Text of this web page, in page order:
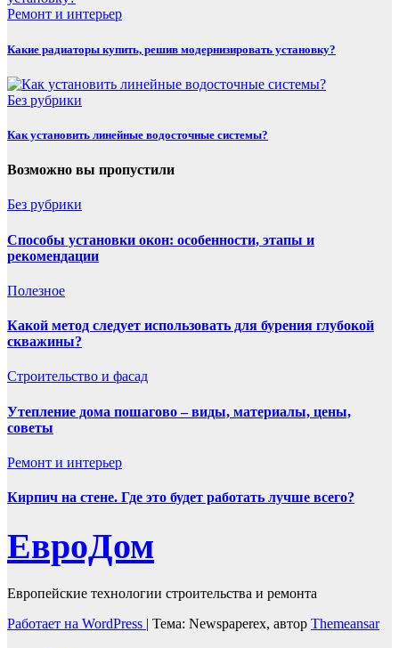
Ремонт и интерьер
Какие радиаторы купить, решив модернизировать установку?
Без рубрики
Как установить линейные водосточные системы?
Возможно вы пропустили
Без рубрики
Способы установки окон: особенности, этапы и
рекомендации
Полезнoe
Какой метод следует использовать для бурения глубокой
скважины?
Строительство и фасад
Утепление дома пошагово – виды, материалы, цены,
советы
Ремонт и интерьер
Кирпич на стене. Где это будет работать лучше всего?
ЕвроДом
Европейские технологии строительства и ремонта
Работает на WordPress | Тема: Newspaperex, автор Themeansar